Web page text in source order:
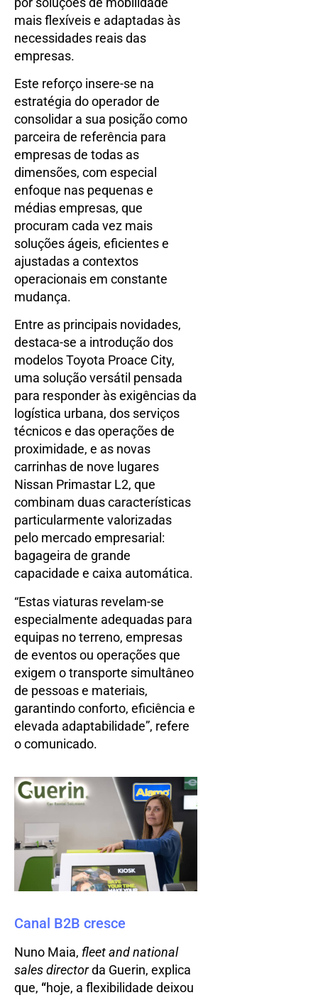
mais flexíveis e adaptadas às
necessidades reais das
empresas.
Este reforço insere-se na
estratégia do operador de
consolidar a sua posição como
parceira de referência para
empresas de todas as
dimensões, com especial
enfoque nas pequenas e
médias empresas, que
procuram cada vez mais
soluções ágeis, eficientes e
ajustadas a contextos
operacionais em constante
mudança.
Entre as principais novidades,
destaca-se a introdução dos
modelos Toyota Proace City,
uma solução versátil pensada
para responder às exigências da
logística urbana, dos serviços
técnicos e das operações de
proximidade, e as novas
carrinhas de nove lugares
Nissan Primastar L2, que
combinam duas características
particularmente valorizadas
pelo mercado empresarial:
bagageira de grande
capacidade e caixa automática.
“Estas viaturas revelam-se
especialmente adequadas para
equipas no terreno, empresas
de eventos ou operações que
exigem o transporte simultâneo
de pessoas e materiais,
garantindo conforto, eficiência e
elevada adaptabilidade”, refere
o comunicado.
Canal B2B cresce
Nuno Maia, fleet and national
sales directorda Guerin, explica
que, “hoje, a flexibilidade deixou